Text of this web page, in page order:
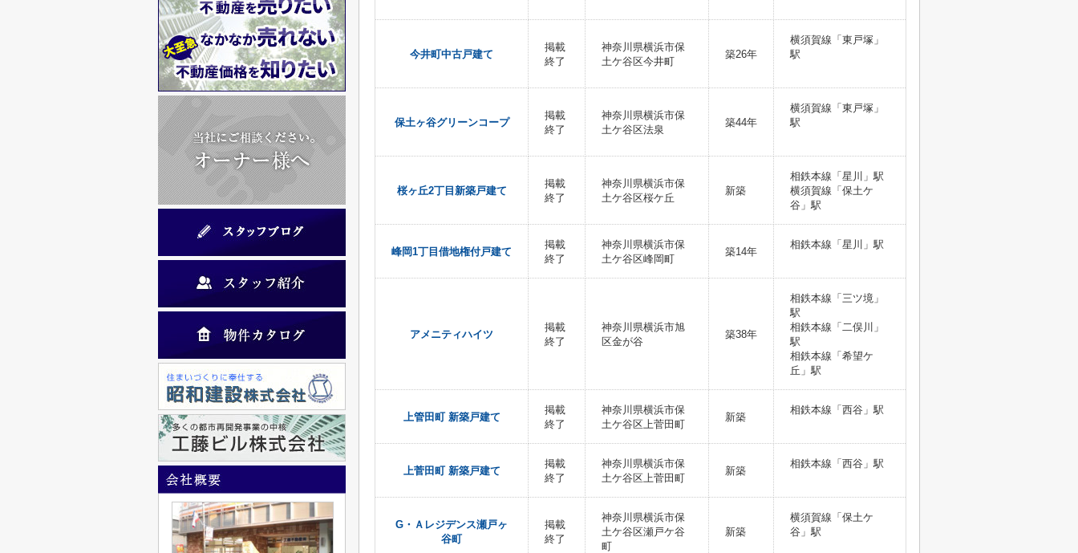
今井町中古戸建て
掲載
終了
神奈川県横浜市保
土ケ谷区今井町
築26年
横須賀線「東戸塚」
駅
保土ヶ谷グリーンコープ
掲載
終了
神奈川県横浜市保
土ケ谷区法泉
築44年
横須賀線「東戸塚」
駅
桜ヶ丘2丁目新築戸建て
掲載
終了
神奈川県横浜市保
土ケ谷区桜ケ丘
新築
相鉄本線「星川」駅
横須賀線「保土ケ
谷」駅
峰岡1丁目借地権付戸建て
掲載
終了
神奈川県横浜市保
土ケ谷区峰岡町
築14年
相鉄本線「星川」駅
アメニティハイツ
掲載
終了
神奈川県横浜市旭
区金が谷
築38年
相鉄本線「三ツ境」
駅
相鉄本線「二俣川」
駅
相鉄本線「希望ケ
丘」駅
上管田町 新築戸建て
掲載
終了
神奈川県横浜市保
土ケ谷区上菅田町
新築
相鉄本線「西谷」駅
上菅田町 新築戸建て
掲載
終了
神奈川県横浜市保
土ケ谷区上菅田町
新築
相鉄本線「西谷」駅
G・Ａレジデンス瀬戸ヶ
谷町
掲載
終了
神奈川県横浜市保
土ケ谷区瀬戸ケ谷
町
新築
横須賀線「保土ケ
谷」駅